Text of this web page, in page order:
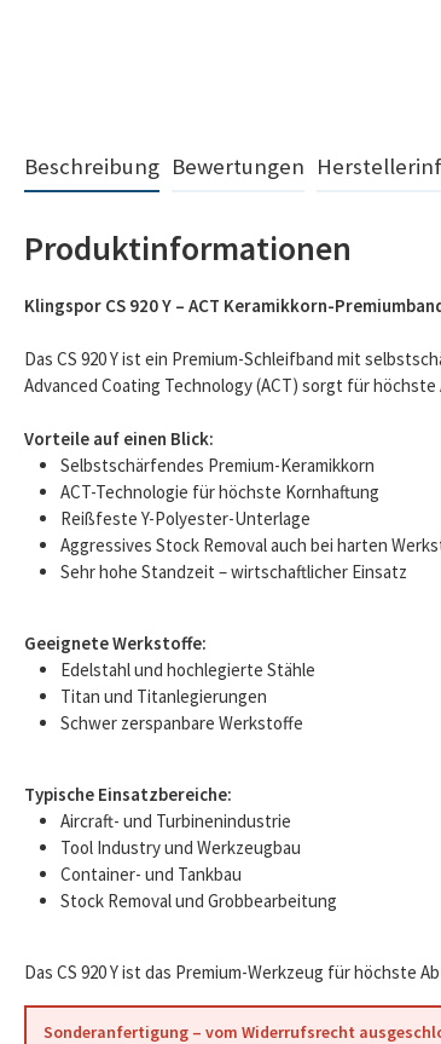
Beschreibung Bewertungen
Produktinformationen
Klingspor CS 920 Y – ACT Keramikkorn-
Das CS 920 Y ist ein Premium-Schleifband mit
Advanced Coating Technology (ACT) sorgt für
Vorteile auf einen Blick:
Selbstschärfendes Premium-Keramikkorn
ACT-Technologie für höchste Kornhaftung
Reißfeste Y-Polyester-Unterlage
Aggressives Stock Removal auch bei harten
Sehr hohe Standzeit – wirtschaftlicher Einsatz
Geeignete Werkstoffe:
Edelstahl und hochlegierte Stähle
Titan und Titanlegierungen
Schwer zerspanbare Werkstoffe
Typische Einsatzbereiche:
Aircraft- und Turbinenindustrie
Tool Industry und Werkzeugbau
Container- und Tankbau
Stock Removal und Grobbearbeitung
Das CS 920 Y ist das Premium-Werkzeug für höchste
Sonderanfertigung – vom Widerrufsrecht